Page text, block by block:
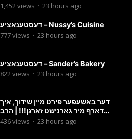
1,452 views · 23 hours ago
דעסטענאציע – Nussy’s Cuisine
777views · 23 hours ago
דעסטענאציע – Sander’s Bakery
822 views · 23 hours ago
דער באשעפער פירט מיין שידוך, איך
דארף מיר גארנישט זארגן!!! | הרב
מענדל ווייס
436views · 23 hours ago